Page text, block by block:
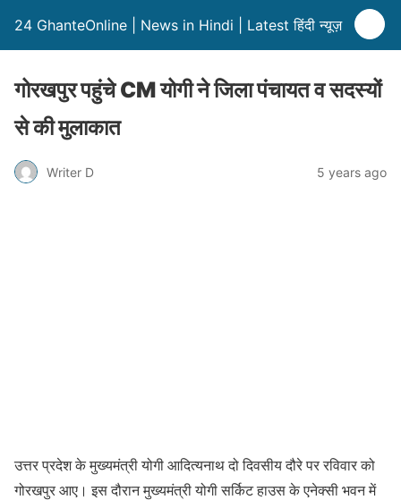
24 GhanteOnline | News in Hindi | Latest हिंदी न्यूज़
गोरखपुर पहुंचे CM योगी ने जिला पंचायत व सदस्यों
से की मुलाकात
Writer D 5 years ago
उत्तर प्रदेश के मुख्यमंत्री योगी आदित्यनाथ दो दिवसीय दौरे पर रविवार को
गोरखपुर आए। इस दौरान मुख्यमंत्री योगी सर्किट हाउस के एनेक्सी भवन में